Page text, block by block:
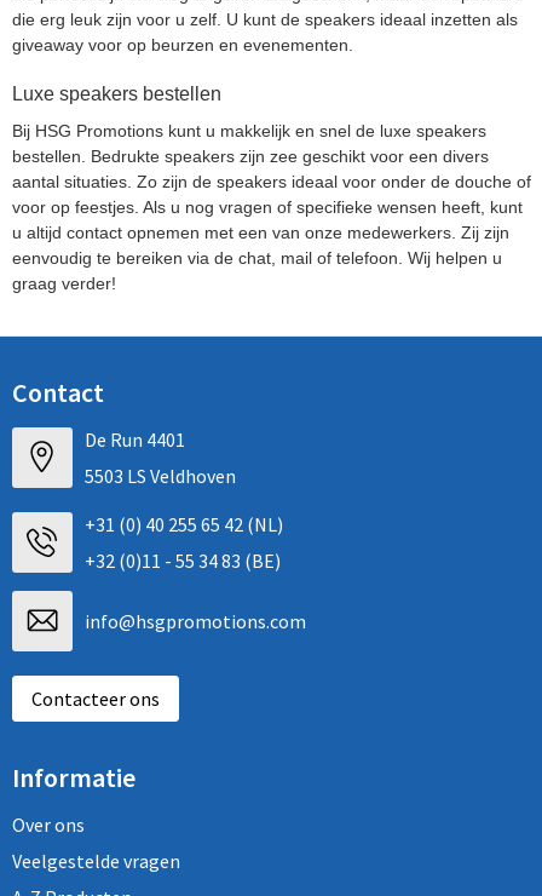
die erg leuk zijn voor u zelf. U kunt de speakers ideaal inzetten als
giveaway voor op beurzen en evenementen.
Luxe speakers bestellen
Bij HSG Promotions kunt u makkelijk en snel de luxe speakers
bestellen. Bedrukte speakers zijn zee geschikt voor een divers
aantal situaties. Zo zijn de speakers ideaal voor onder de douche of
voor op feestjes. Als u nog vragen of specifieke wensen heeft, kunt
u altijd contact opnemen met een van onze medewerkers. Zij zijn
eenvoudig te bereiken via de chat, mail of telefoon. Wij helpen u
graag verder!
Contact
De Run 4401
5503 LS Veldhoven
+31 (0) 40 255 65 42 (NL)
+32 (0)11 - 55 34 83 (BE)
info@hsgpromotions.com
Contacteer ons
Informatie
Over ons
Veelgestelde vragen